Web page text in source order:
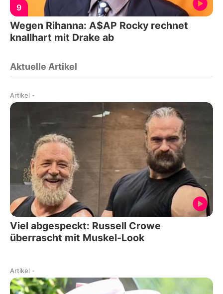
9
Wegen Rihanna: A$AP Rocky rechnet
knallhart mit Drake ab
Aktuelle Artikel
Artikel -
Viel abgespeckt: Russell Crowe
überrascht mit Muskel-Look
Artikel -